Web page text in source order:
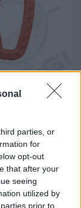
parties, or
for
opt-out
that after your
seeing
utilized by
prior to
- Alpha